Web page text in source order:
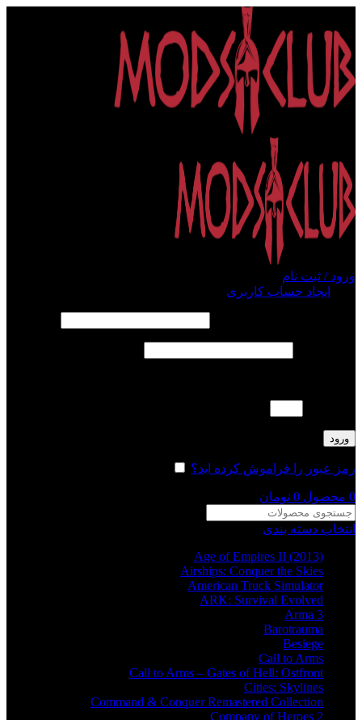
ورود / ثبت نام
ایجاد حساب کاربری
ورود
رمز عبور را فراموش کرده اید؟
0 محصول 0 تومان
انتخاب دسته بندی
Age of Empires II (2013)
Airships: Conquer the Skies
American Truck Simulator
ARK: Survival Evolved
Arma 3
Barotrauma
Besiege
Call to Arms
Call to Arms – Gates of Hell: Ostfront
Cities: Skylines
Command & Conquer Remastered Collection
Company of Heroes 2